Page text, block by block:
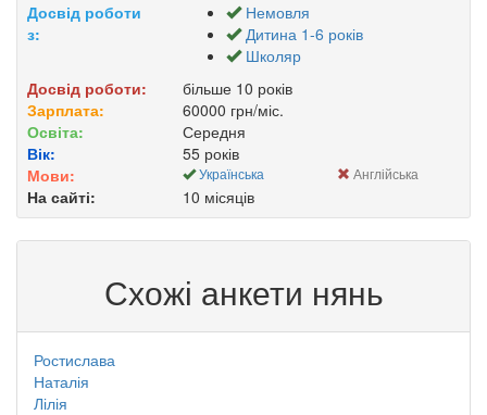
Досвід роботи
з:
Немовля
Дитина 1-6 років
Школяр
Досвід роботи:
більше 10 років
Зарплата:
60000 грн/міс.
Освіта:
Середня
Вік:
55 років
Мови:
Українська Англійська
На сайті: 10 місяців
Схожі анкети нянь
Ростислава
Наталія
Лілія